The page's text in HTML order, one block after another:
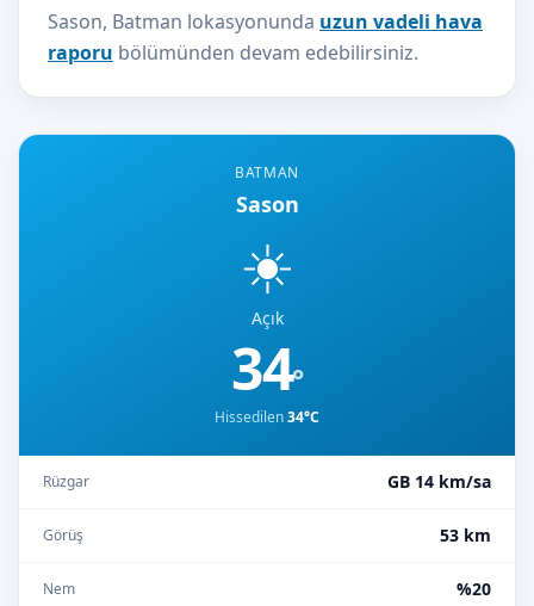
BATMAN
Sason
☀️
Açık
34°
Hissedilen34°C
Rüzgar GB 14 km/sa
Görüş 53 km
Nem %20
Sason, Batman lokasyonunda uzun vadeli hava
raporu bölümünden devam edebilirsiniz.